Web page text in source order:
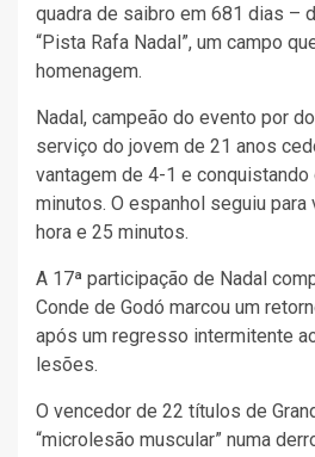
quadra de saibro em 681 dias –
“Pista Rafa Nadal”, um campo
homenagem.
Nadal, campeão do evento por
serviço do jovem de 21 anos
vantagem de 4-1 e
minutos. O espanhol seguiu para
hora e 25 minutos.
A 17ª participação de Nadal
Conde de Godó marcou um
após um regresso intermitente
lesões.
O vencedor de 22 títulos de
“microlesão muscular” numa